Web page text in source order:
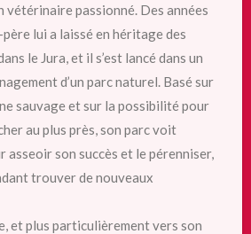
vétérinaire passionné. Des années
lui a laissé en héritage des
le Jura, et il s’est lancé dans un
d’un parc naturel. Basé sur
sauvage et sur la possibilité pour
au plus près, son parc voit
asseoir son succès et le pérenniser,
trouver de nouveaux
et plus particulièrement vers son